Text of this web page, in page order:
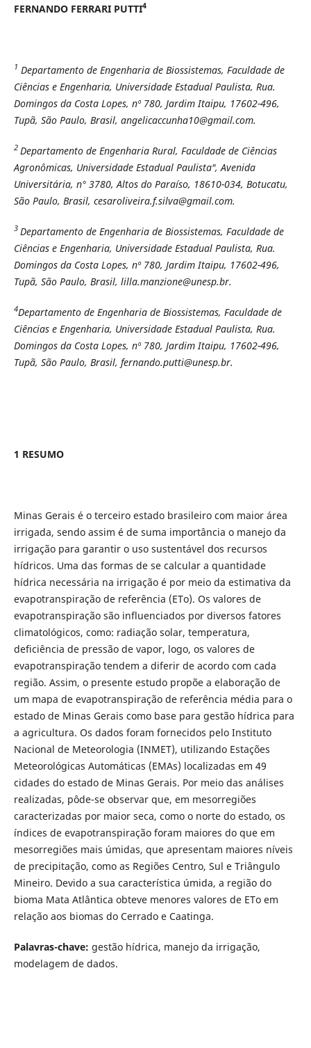
FERNANDO FERRARI PUTTI4
1 Departamento de Engenharia de Biossistemas, Faculdade de
Ciências e Engenharia, Universidade Estadual Paulista, Rua.
Domingos da Costa Lopes, nº 780, Jardim Itaipu, 17602-496,
Tupã, São Paulo, Brasil, angelicaccunha10@gmail.com.
2 Departamento de Engenharia Rural, Faculdade de Ciências
Agronômicas, Universidade Estadual Paulista", Avenida
Universitária, n° 3780, Altos do Paraíso, 18610-034, Botucatu,
São Paulo, Brasil, cesaroliveira.f.silva@gmail.com.
3 Departamento de Engenharia de Biossistemas, Faculdade de
Ciências e Engenharia, Universidade Estadual Paulista, Rua.
Domingos da Costa Lopes, nº 780, Jardim Itaipu, 17602-496,
Tupã, São Paulo, Brasil, lilla.manzione@unesp.br.
4Departamento de Engenharia de Biossistemas, Faculdade de
Ciências e Engenharia, Universidade Estadual Paulista, Rua.
Domingos da Costa Lopes, nº 780, Jardim Itaipu, 17602-496,
Tupã, São Paulo, Brasil, fernando.putti@unesp.br.
1 RESUMO
Minas Gerais é o terceiro estado brasileiro com maior área
irrigada, sendo assim é de suma importância o manejo da
irrigação para garantir o uso sustentável dos recursos
hídricos. Uma das formas de se calcular a quantidade
hídrica necessária na irrigação é por meio da estimativa da
evapotranspiração de referência (ETo). Os valores de
evapotranspiração são influenciados por diversos fatores
climatológicos, como: radiação solar, temperatura,
deficiência de pressão de vapor, logo, os valores de
evapotranspiração tendem a diferir de acordo com cada
região. Assim, o presente estudo propõe a elaboração de
um mapa de evapotranspiração de referência média para o
estado de Minas Gerais como base para gestão hídrica para
a agricultura. Os dados foram fornecidos pelo Instituto
Nacional de Meteorologia (INMET), utilizando Estações
Meteorológicas Automáticas (EMAs) localizadas em 49
cidades do estado de Minas Gerais. Por meio das análises
realizadas, pôde-se observar que, em mesorregiões
caracterizadas por maior seca, como o norte do estado, os
índices de evapotranspiração foram maiores do que em
mesorregiões mais úmidas, que apresentam maiores níveis
de precipitação, como as Regiões Centro, Sul e Triângulo
Mineiro. Devido a sua característica úmida, a região do
bioma Mata Atlântica obteve menores valores de ETo em
relação aos biomas do Cerrado e Caatinga.
Palavras-chave: gestão hídrica, manejo da irrigação,
modelagem de dados.